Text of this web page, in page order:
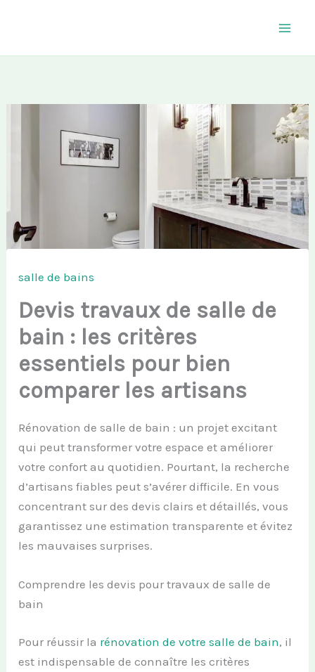
salle de bains
Devis travaux de salle de
bain : les critères
essentiels pour bien
comparer les artisans
Rénovation de salle de bain : un projet excitant
qui peut transformer votre espace et améliorer
votre confort au quotidien. Pourtant, la recherche
d’artisans fiables peut s’avérer difficile. En vous
concentrant sur des devis clairs et détaillés, vous
garantissez une estimation transparente et évitez
les mauvaises surprises.
Comprendre les devis pour travaux de salle de
bain
Pour réussir la rénovation de votre salle de bain, il
est indispensable de connaître les critères